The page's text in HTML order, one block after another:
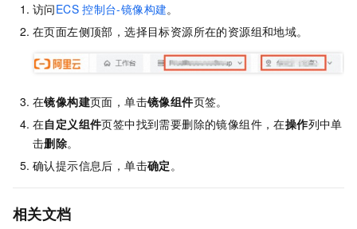
访问ECS 控制台-镜像构建。
在页面左侧顶部，选择目标资源所在的资源组和地域。
在镜像构建页面，单击镜像组件页签。
在自定义组件页签中找到需要删除的镜像组件，在操作列中单
击删除。
确认提示信息后，单击确定。
相关文档